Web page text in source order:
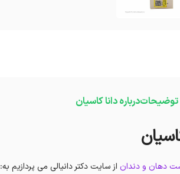
توضیحاتدرباره دانا کاسیان
دهان و دندان از سایت دکتر دانیالی می پردازیم به: